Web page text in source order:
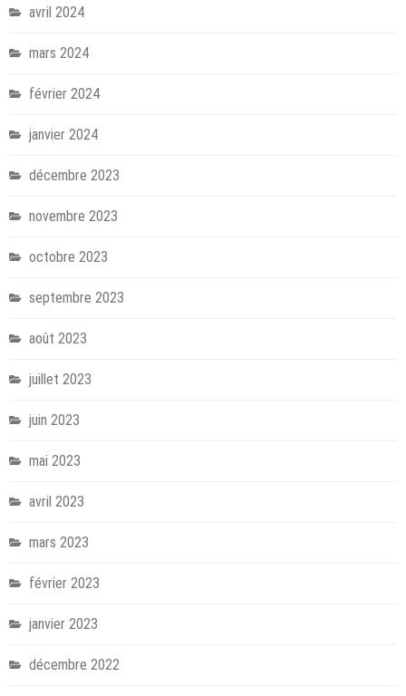
avril 2024
mars 2024
février 2024
janvier 2024
décembre 2023
novembre 2023
octobre 2023
septembre 2023
août 2023
juillet 2023
juin 2023
mai 2023
avril 2023
mars 2023
février 2023
janvier 2023
décembre 2022